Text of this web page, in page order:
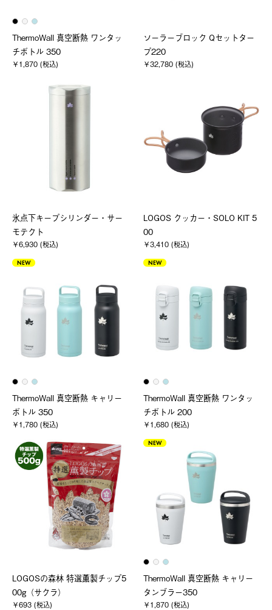
ThermoWall 真空断熱 ワンタッ
チボトル 350
￥1,870 (税込)
ソーラーブロック Qセットター
プ220
￥32,780 (税込)
氷点下キープシリンダー・サー
モテクト
￥6,930 (税込)
LOGOS クッカー・SOLO KIT 5
00
￥3,410 (税込)
NEW
ThermoWall 真空断熱 キャリー
ボトル 350
￥1,780 (税込)
NEW
ThermoWall 真空断熱 ワンタッ
チボトル 200
￥1,680 (税込)
LOGOSの森林 特選薫製チップ5
00g（サクラ）
￥693 (税込)
NEW
ThermoWall 真空断熱 キャリー
タンブラー350
￥1,870 (税込)